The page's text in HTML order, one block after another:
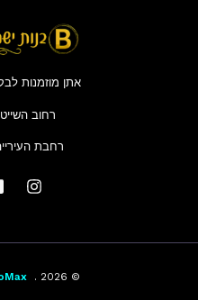
אתן מוזמנות
רחוב השייטים 20
רחבת
© 2026 . Powered by